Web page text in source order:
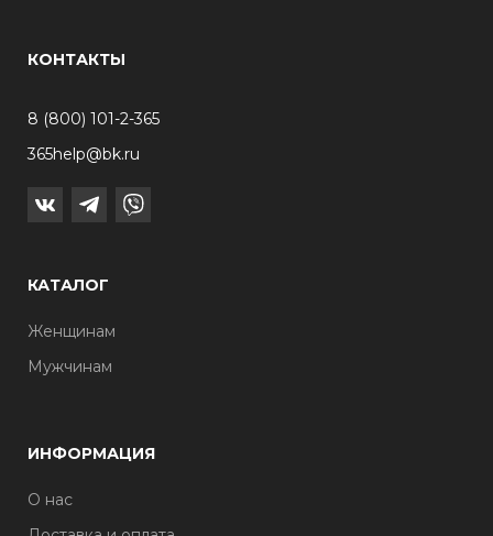
КОНТАКТЫ
8 (800) 101-2-365
365help@bk.ru
КАТАЛОГ
Женщинам
Мужчинам
ИНФОРМАЦИЯ
О нас